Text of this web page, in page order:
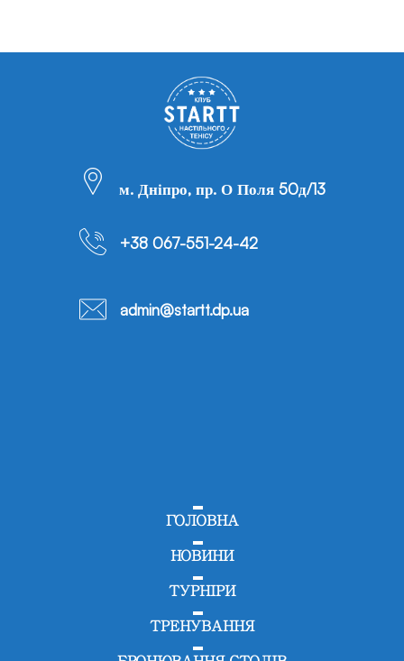
м. Дніпро, пр. О Поля 50д/13
+38 067-551-24-42
admin@startt.dp.ua
ГОЛОВНА
НОВИНИ
ТУРНІРИ
ТРЕНУВАННЯ